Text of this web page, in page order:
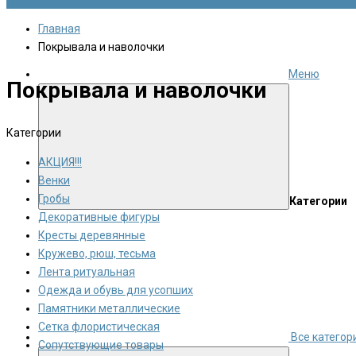
Меню
Категории
Все
Главная
Покрывала и наволочки
Покрывала и наволочки
Категории
АКЦИЯ!!!
Венки
Гробы
Декоративные фигуры
Кресты деревянные
Кружево, рюш, тесьма
Лента ритуальная
Одежда и обувь для усопших
Памятники металлические
Сетка флористическая
Сопутствующие товары